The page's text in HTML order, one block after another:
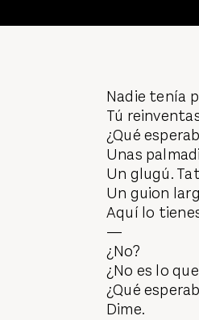
Nadie tenía
Tú
¿Qué
Unas
Un glugú.
Un guion
Aquí lo
—
¿No?
¿No es lo
¿Qué
Dime.